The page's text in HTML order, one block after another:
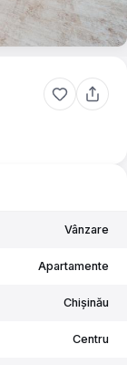
Vânzare
Apartamente
Chișinău
Centru